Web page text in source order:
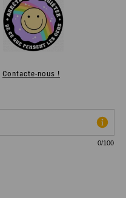
Contacte-nous !
0/100